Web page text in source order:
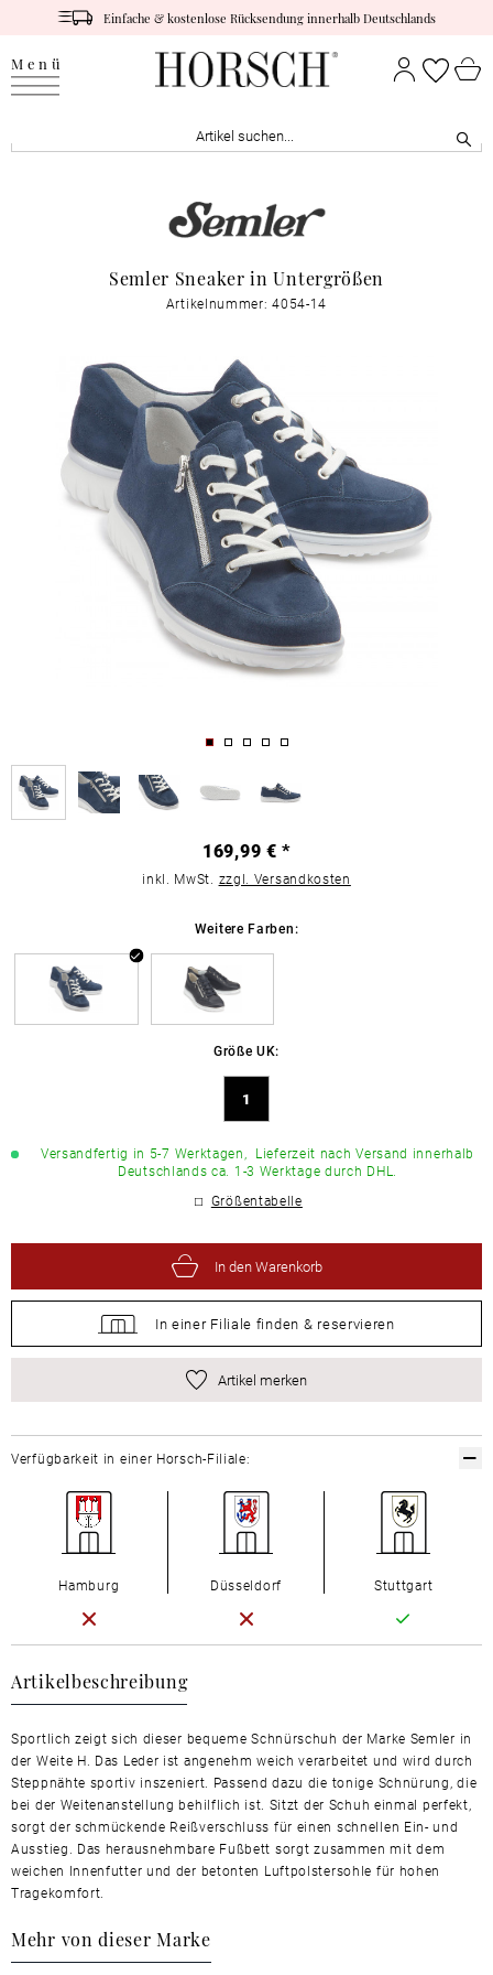
Einfache & kostenlose Rücksendung innerhalb Deutschlands
Menü
Semler Sneaker in Untergrößen
Artikelnummer: 4054-14
169,99 € *
inkl. MwSt. zzgl. Versandkosten
Weitere Farben:
Größe UK:
1
Versandfertig in 5-7 Werktagen, Lieferzeit nach Versand innerhalb
Deutschlands ca. 1-3 Werktage durch DHL.
Größentabelle
In den Warenkorb
In einer Filiale finden & reservieren
Artikel merken
Artikelbeschreibung
Sportlich zeigt sich dieser bequeme Schnürschuh der Marke Semler in
der Weite H. Das Leder ist angenehm weich verarbeitet und wird durch
Steppnähte sportiv inszeniert. Passend dazu die tonige Schnürung, die
bei der Weitenanstellung behilflich ist. Sitzt der Schuh einmal perfekt,
sorgt der schmückende Reißverschluss für einen schnellen Ein- und
Ausstieg. Das herausnehmbare Fußbett sorgt zusammen mit dem
weichen Innenfutter und der betonten Luftpolstersohle für hohen
Tragekomfort.
Mehr von dieser Marke
Verfügbarkeit in einer Horsch-Filiale:
Hamburg Düsseldorf Stuttgart